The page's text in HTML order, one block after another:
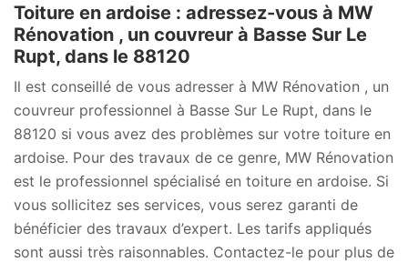
Toiture en ardoise : adressez-vous à MW
Rénovation , un couvreur à Basse Sur Le
Rupt, dans le 88120
Il est conseillé de vous adresser à MW Rénovation , un
couvreur professionnel à Basse Sur Le Rupt, dans le
88120 si vous avez des problèmes sur votre toiture en
ardoise. Pour des travaux de ce genre, MW Rénovation
est le professionnel spécialisé en toiture en ardoise. Si
vous sollicitez ses services, vous serez garanti de
bénéficier des travaux d’expert. Les tarifs appliqués
sont aussi très raisonnables. Contactez-le pour plus de